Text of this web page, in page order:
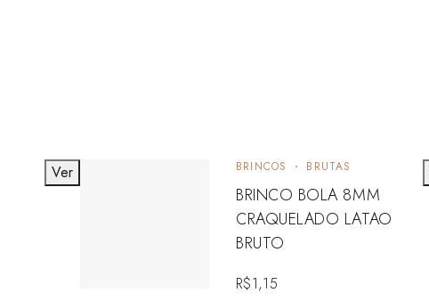
BRINCOS BRUTAS
BRINCO BOLA 8MM
CRAQUELADO LATAO
BRUTO
R$1,15
Ver